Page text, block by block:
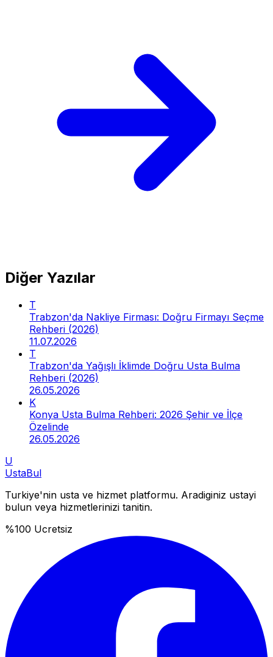
Diğer Yazılar
T
Trabzon'da Nakliye Firması: Doğru Firmayı Seçme
Rehberi (2026)
11.07.2026
T
Trabzon'da Yağışlı İklimde Doğru Usta Bulma
Rehberi (2026)
26.05.2026
K
Konya Usta Bulma Rehberi: 2026 Şehir ve İlçe
Özelinde
26.05.2026
U
UstaBul
Turkiye'nin usta ve hizmet platformu. Aradiginiz ustayi
bulun veya hizmetlerinizi tanitin.
%100 Ucretsiz